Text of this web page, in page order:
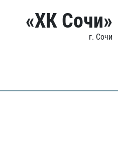
«ХК Сочи»
г. Сочи